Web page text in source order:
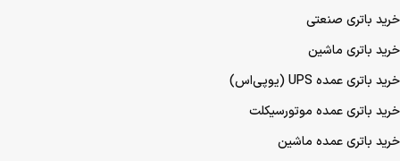
خرید باتری صنعتی
خرید باتری ماشین
خرید باتری عمده UPS (یو‌پی‌اس)
خرید باتری عمده موتورسیکلت
خرید باتری عمده ماشین